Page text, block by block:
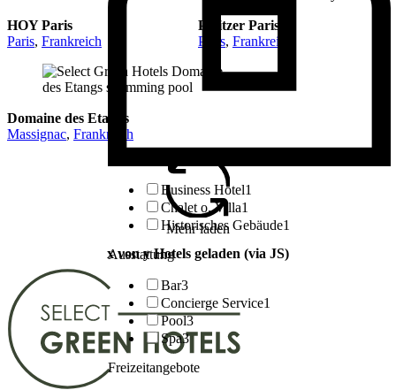
Business Hotel1
Chalet o. Villa1
Historisches Gebäude1
Ausstattung
Bar3
Concierge Service1
Pool3
Spa3
Freizeitangebote
HOY Paris
Paris, Frankreich
Pulitzer Paris
Paris, Frankreich
Domaine des Etangs
Massignac, Frankreich
Mehr laden
x von y Hotels geladen (via JS)